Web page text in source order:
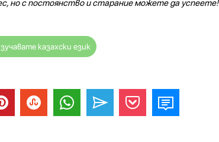
но с постоянство и старание можете да успеете!
казахски език